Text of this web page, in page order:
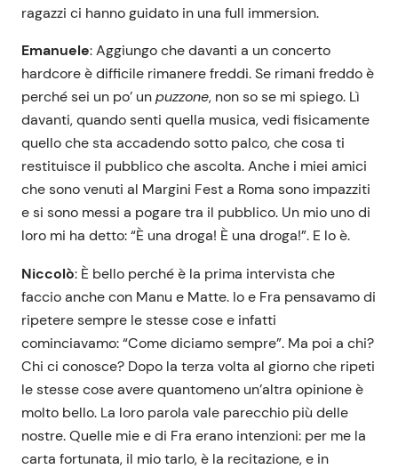
ragazzi ci hanno guidato in una full immersion.
Emanuele: Aggiungo che davanti a un concerto
hardcore è difficile rimanere freddi. Se rimani freddo è
perché sei un po’ unpuzzone, non so se mi spiego. Lì
davanti, quando senti quella musica, vedi fisicamente
quello che sta accadendo sotto palco, che cosa ti
restituisce il pubblico che ascolta. Anche i miei amici
che sono venuti al Margini Fest a Roma sono impazziti
e si sono messi a pogare tra il pubblico. Un mio uno di
loro mi ha detto: “È una droga! È una droga!”. E lo è.
Niccolò: È bello perché è la prima intervista che
faccio anche con Manu e Matte. Io e Fra pensavamo di
ripetere sempre le stesse cose e infatti
cominciavamo: “Come diciamo sempre”. Ma poi a chi?
Chi ci conosce? Dopo la terza volta al giorno che ripeti
le stesse cose avere quantomeno un’altra opinione è
molto bello. La loro parola vale parecchio più delle
nostre. Quelle mie e di Fra erano intenzioni: per me la
carta fortunata, il mio tarlo, è la recitazione, e in